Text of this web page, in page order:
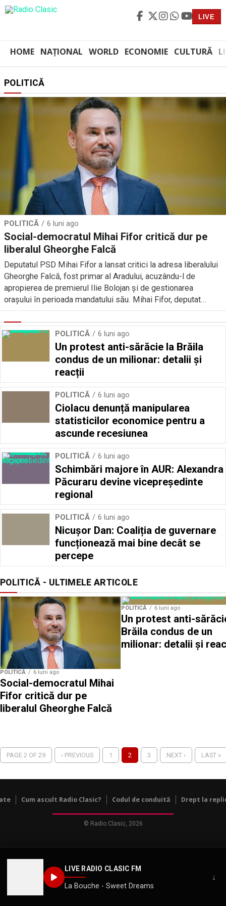
LIVE
HOME NAȚIONAL WORLD ECONOMIE CULTURĂ
LIVE RADIO CLASIC FM
La Bouche - Sweet Dreams
↓
POLITICĂ
POLITICĂ 6 luni ago
Social-democratul Mihai Fifor critică dur pe
liberalul Gheorghe Falcă
Deputatul PSD Mihai Fifor a lansat critici la adresa liberalului
Gheorghe Falcă, fost primar al Aradului, acuzându-l de
apropierea de premierul Ilie Bolojan și de gestionarea
orașului în perioada mandatului său. Mihai Fifor, deputat...
POLITICĂ 6 luni ago
Un protest anti-sărăcie la Brăila
condus de un milionar: detalii și
reacții
POLITICĂ 6 luni ago
Ciolacu denunță manipularea
statisticilor economice pentru a
ascunde recesiunea
POLITICĂ 6 luni ago
Schimbări majore în AUR: Alexandra
Păcuraru devine vicepreședinte
regional
POLITICĂ 6 luni ago
Nicușor Dan: Coaliția de guvernare
funcționează mai bine decât se
percepe
POLITICĂ - ULTIMELE ARTICOLE
POLITICĂ 6 luni ago
Social-democratul Mihai
Fifor critică dur pe
liberalul Gheorghe Falcă
POLITICĂ 6 luni ago
Un protest anti-
Brăila condus de un
milionar: detalii și
PAGE 2 OF 29 ‹ PREVIOUS 1 2 3 NEXT › LAST »
Cum ascult Radio Clasic? Codul de conduită Drept la
© Radio Clasic, 2026